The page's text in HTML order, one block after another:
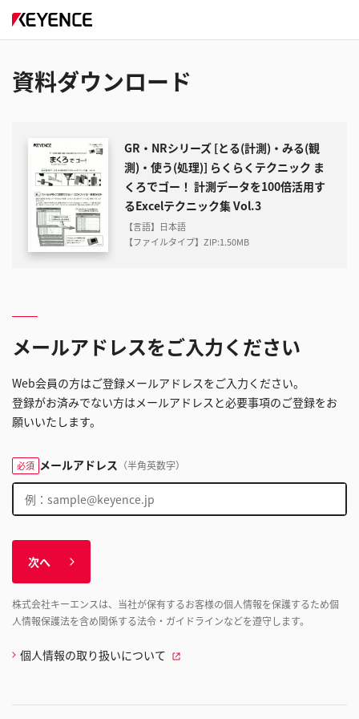
資料ダウンロード
GR・NRシリーズ [とる(計測)・みる(観
測)・使う(処理)] らくらくテクニック ま
くろでゴー！ 計測データを100倍活用す
るExcelテクニック集 Vol.3
【言語】日本語
【ファイルタイプ】ZIP:1.50MB
メールアドレスをご入力ください
Web会員の方はご登録メールアドレスをご入力ください。
登録がお済みでない方はメールアドレスと必要事項のご登録をお
願いいたします。
必須 メールアドレス （半角英数字）
次へ
株式会社キーエンスは、当社が保有するお客様の個人情報を保護するため個
人情報保護法を含め関係する法令・ガイドラインなどを遵守します。
個人情報の取り扱いについて